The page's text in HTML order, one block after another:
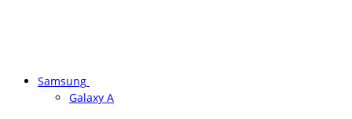
Samsung
Galaxy A